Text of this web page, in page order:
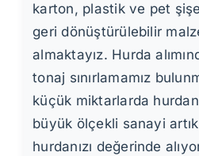
karton, plastik ve pet
geri dönüştürülebilir
almaktayız. Hurda
tonaj sınırlamamız
küçük miktarlarda
büyük ölçekli sanayi
hurdanızı değerinde